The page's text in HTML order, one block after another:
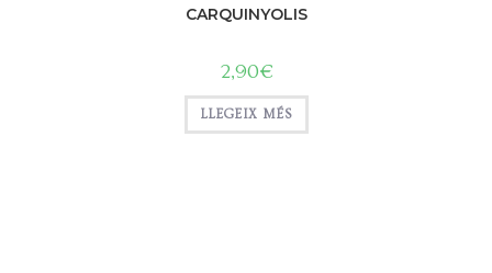
CARQUINYOLIS
2,90€
LLEGEIX MÉS